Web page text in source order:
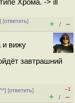
Хрома. -> ill
] [ответить]
+ / –
и вижу
завтрашний
] [ответить]
–1
+ / –